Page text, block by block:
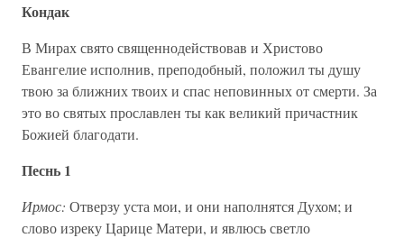
Кондак
В Мирах свято священнодействовав и Христово
Евангелие исполнив, преподобный, положил ты душу
твою за ближних твоих и спас неповинных от смерти. За
это во святых прославлен ты как великий причастник
Божией благодати.
Песнь 1
Ирмос: Отверзу уста мои, и они наполнятся Духом; и
слово изреку Царице Матери, и явлюсь светло